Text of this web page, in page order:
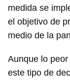
medida se
el objetivo de
medio de la
Aunque lo
este tipo de